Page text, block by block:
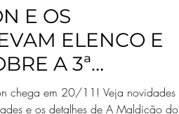
E OS
ELENCO E
A 3ª
DIEGO
chega em 20/11! Veja novidades
e os detalhes de A Maldição do